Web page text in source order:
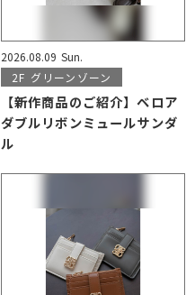
2026.08.09 Sun.
2F グリーンゾーン
【新作商品のご紹介】ベロア
ダブルリボンミュールサンダ
ル